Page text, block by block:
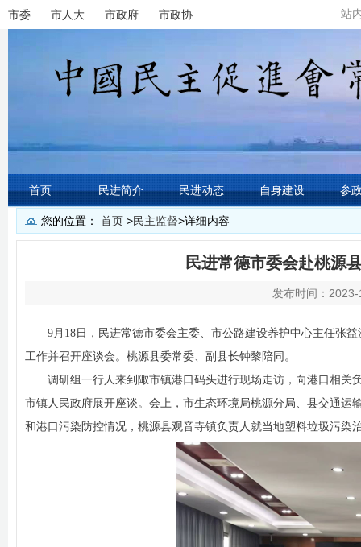
市委 市人大 市政府 市政协 站
首页 民进简介 民进动态 自身建设 参
您的位置： 首页 >民主监督>详细内容
民进常德市委会赴桃源
发布时间：
9月18日，民进常德市委会主委、市公路建设养护中心主任张
工作并召开座谈会。桃源县委常委、副县长钟黎陪同。
调研组一行人来到陬市镇港口码头进行现场走访，向港口相
市镇人民政府展开座谈。会上，市生态环境局桃源分局、县交通
和港口污染防控情况，桃源县观音寺镇负责人就当地塑料垃圾污染